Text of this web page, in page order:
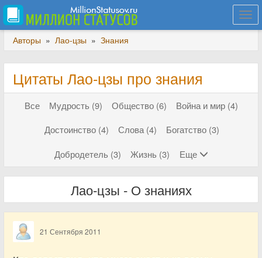
Авторы » Лао-цзы » Знания
Цитаты Лао-цзы про знания
Все Мудрость (9) Общество (6)
Война и мир (4)
Достоинство (4)
Слова (4)
Богатство (3)
Добродетель (3)
Жизнь (3) Еще
Лао-цзы - О знаниях
21 Сентября 2011